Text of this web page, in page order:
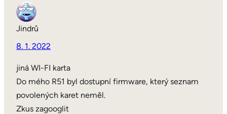
Jindrů
8. 1. 2022
jiná WI-FI karta
Do mého R51 byl dostupní firmware, který seznam
povolených karet neměl.
Zkus zagooglit